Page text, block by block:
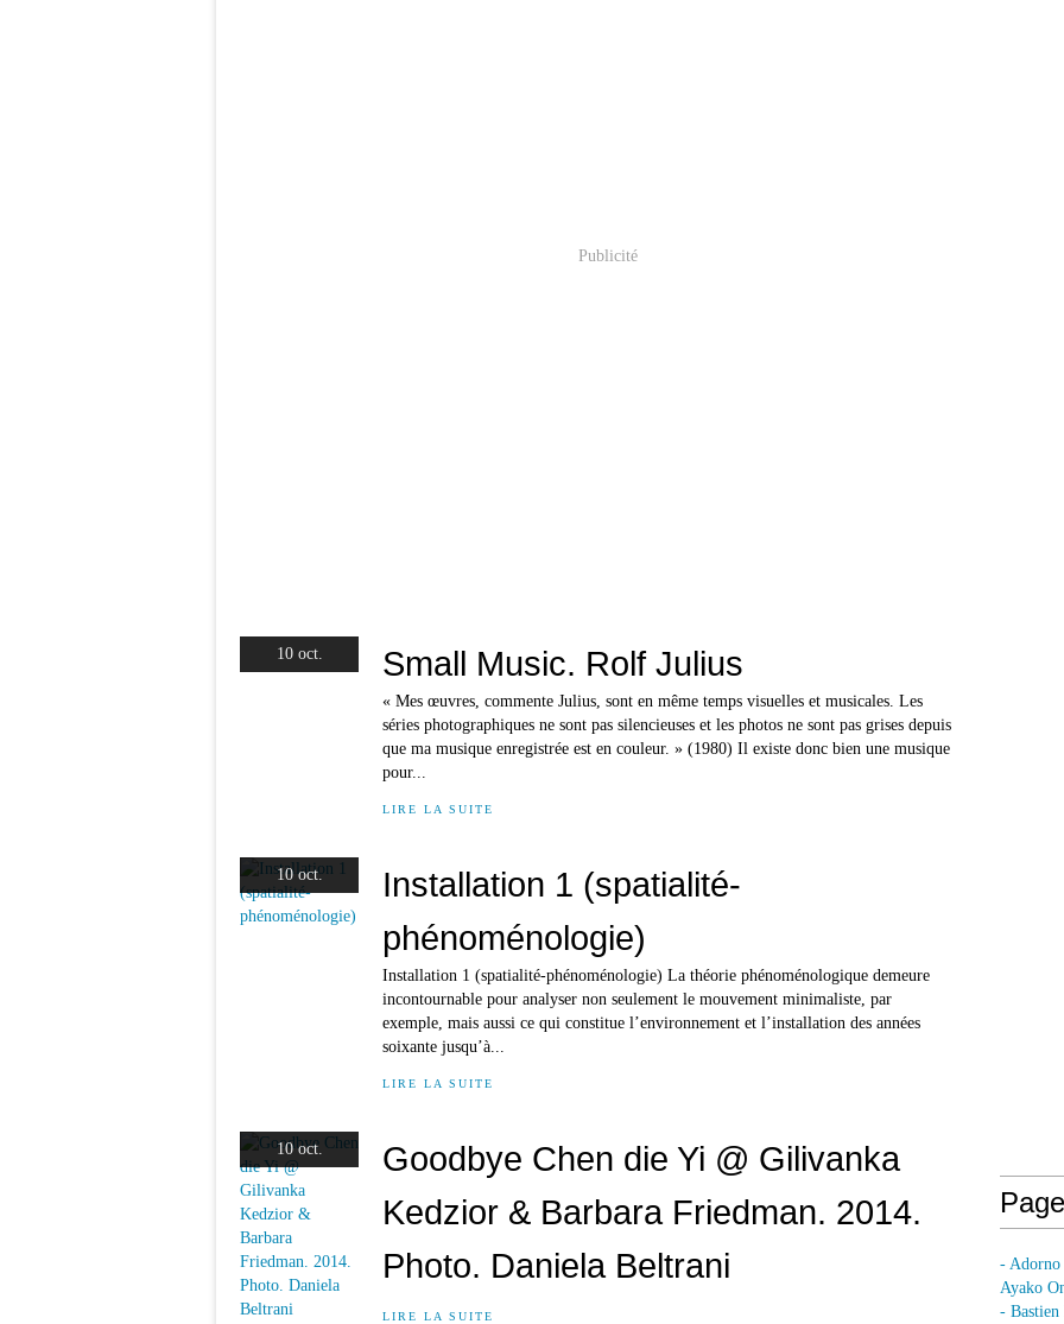
Publicité
10 oct. Small Music. Rolf Julius
« Mes œuvres, commente Julius, sont en même temps visuelles et musicales. Les
séries photographiques ne sont pas silencieuses et les photos ne sont pas grises depuis
que ma musique enregistrée est en couleur. » (1980) Il existe donc bien une musique
pour...
LIRE LA SUITE
10 oct.
Installation 1 (spatialité-
phénoménologie)
Installation 1 (spatialité-phénoménologie) La théorie phénoménologique demeure
incontournable pour analyser non seulement le mouvement minimaliste, par
exemple, mais aussi ce qui constitue l’environnement et l’installation des années
soixante jusqu’à...
LIRE LA SUITE
10 oct.
Goodbye Chen die Yi @ Gilivanka
Kedzior & Barbara Friedman. 2014.
Photo. Daniela Beltrani
LIRE LA SUITE
- Adorno
Ayako
-